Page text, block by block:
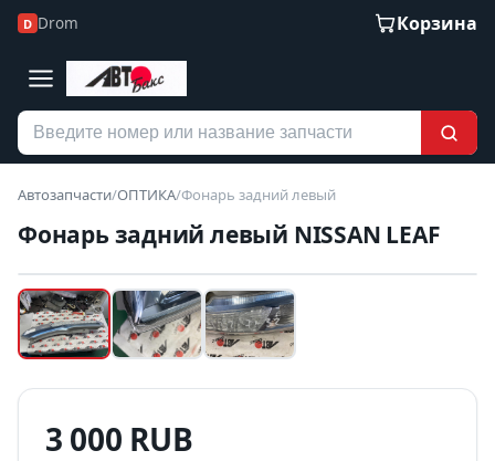
D Drom Корзина
Автозапчасти/ОПТИКА/Фонарь задний левый
Фонарь задний левый NISSAN LEAF
Б/У В НАЛИЧИИ
Наведите для увеличения
3 000 RUB